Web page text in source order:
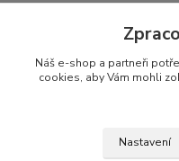
+420 602
Náš e-shop a partneři
cookies, aby Vám mohli
Nastavení